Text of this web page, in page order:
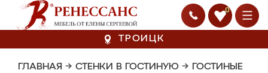
0
ТРОИЦК
ГЛАВНАЯ → СТЕНКИ В ГОСТИНУЮ → ГОСТИНЫЕ